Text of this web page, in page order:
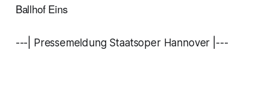
Ballhof Eins
---| Pressemeldung Staatsoper Hannover |---